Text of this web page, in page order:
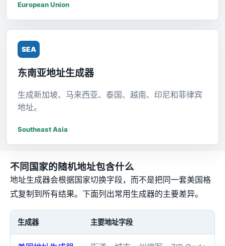
European Union
SEA
东南亚地址生成器
生成新加坡、马来西亚、泰国、越南、印尼和菲律宾
地址。
Southeast Asia
不同国家的随机地址包含什么
地址生成器会根据国家切换字段，而不是把同一套美国格
式复制到所有结果。下面列出常用生成器的主要差异。
生成器 主要地址字段